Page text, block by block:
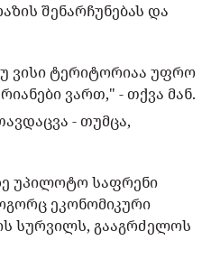
შენარჩუნებას და
ვისი ტერიტორიაა უფრო
ვართ," - თქვა მან.
- თუმცა,
უპილოტო საფრენი
ეკონომიკური
სურვილს, გააგრძელოს